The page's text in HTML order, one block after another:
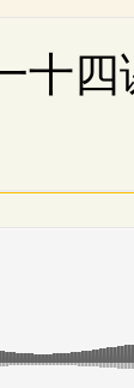
十四